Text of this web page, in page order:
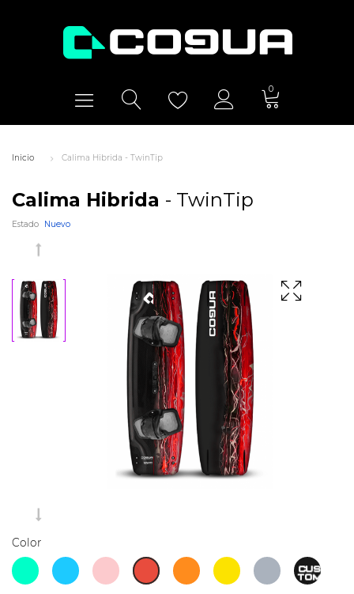
0
Inicio Calima Hibrida - TwinTip
Calima Hibrida - TwinTip
Estado Nuevo
Color